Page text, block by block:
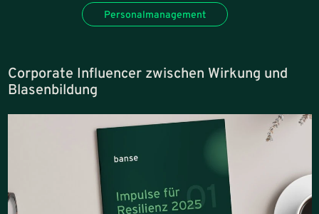
Personalmanagement
Corporate Influencer zwischen Wirkung und
Blasenbildung